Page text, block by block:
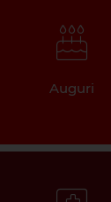
Auguri